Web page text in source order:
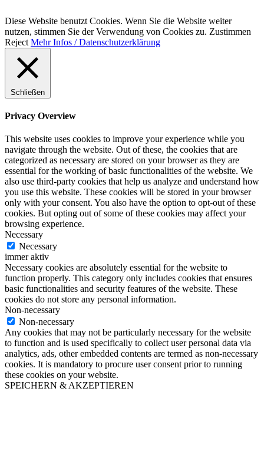
Diese Website benutzt Cookies. Wenn Sie die Website weiter
nutzen, stimmen Sie der Verwendung von Cookies zu. Zustimmen
Reject Mehr Infos / Datenschutzerklärung
Schließen
Privacy Overview
This website uses cookies to improve your experience while you
navigate through the website. Out of these, the cookies that are
categorized as necessary are stored on your browser as they are
essential for the working of basic functionalities of the website. We
also use third-party cookies that help us analyze and understand how
you use this website. These cookies will be stored in your browser
only with your consent. You also have the option to opt-out of these
cookies. But opting out of some of these cookies may affect your
browsing experience.
Necessary
Necessary
immer aktiv
Necessary cookies are absolutely essential for the website to
function properly. This category only includes cookies that ensures
basic functionalities and security features of the website. These
cookies do not store any personal information.
Non-necessary
Non-necessary
Any cookies that may not be particularly necessary for the website
to function and is used specifically to collect user personal data via
analytics, ads, other embedded contents are termed as non-necessary
cookies. It is mandatory to procure user consent prior to running
these cookies on your website.
SPEICHERN & AKZEPTIEREN